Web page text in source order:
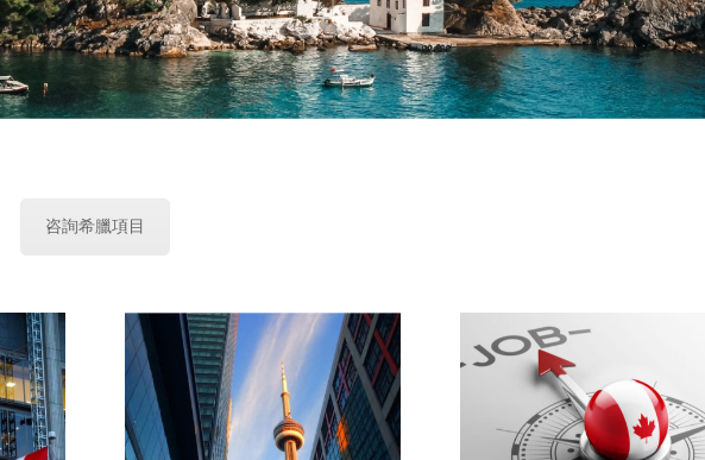
咨詢希臘項目